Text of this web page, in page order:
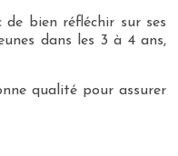
bien réfléchir sur ses
dans les 3 à 4 ans,
qualité pour assurer